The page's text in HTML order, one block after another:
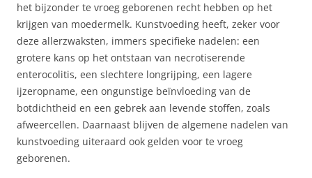
het bijzonder te vroeg geborenen recht hebben op het
krijgen van moedermelk. Kunstvoeding heeft, zeker voor
deze allerzwaksten, immers specifieke nadelen: een
grotere kans op het ontstaan van necrotiserende
enterocolitis, een slechtere longrijping, een lagere
ijzeropname, een ongunstige beïnvloeding van de
botdichtheid en een gebrek aan levende stoffen, zoals
afweercellen. Daarnaast blijven de algemene nadelen van
kunstvoeding uiteraard ook gelden voor te vroeg
geborenen.